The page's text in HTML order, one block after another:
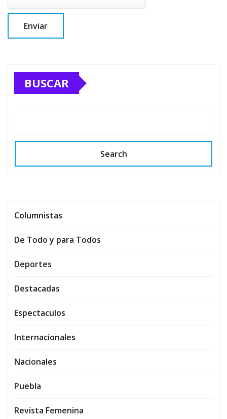
BUSCAR
Search
Columnistas
De Todo y para Todos
Deportes
Destacadas
Espectaculos
Internacionales
Nacionales
Puebla
Revista Femenina